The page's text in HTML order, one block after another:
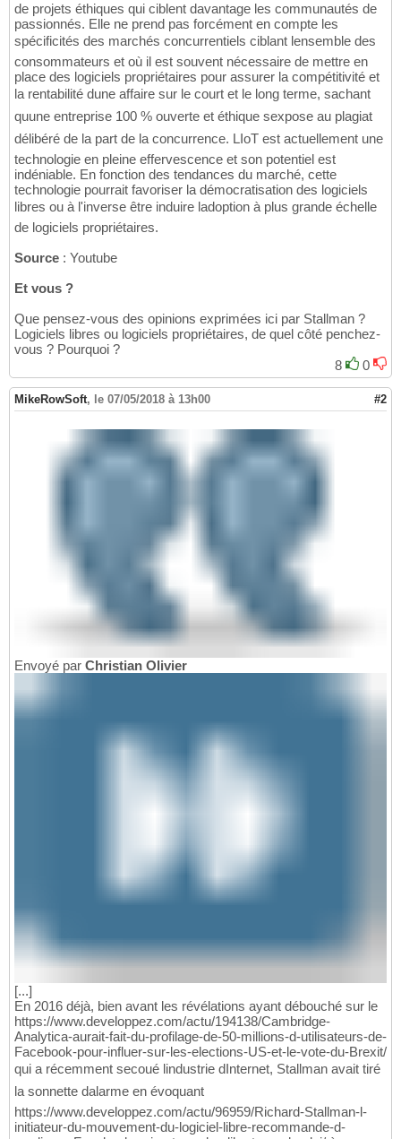
de projets éthiques qui ciblent davantage les communautés de
passionnés. Elle ne prend pas forcément en compte les
spécificités des marchés concurrentiels ciblant lensemble des
consommateurs et où il est souvent nécessaire de mettre en
place des logiciels propriétaires pour assurer la compétitivité et
la rentabilité dune affaire sur le court et le long terme, sachant
quune entreprise 100 % ouverte et éthique sexpose au plagiat
délibéré de la part de la concurrence. LIoT est actuellement une
technologie en pleine effervescence et son potentiel est
indéniable. En fonction des tendances du marché, cette
technologie pourrait favoriser la démocratisation des logiciels
libres ou à l'inverse être induire ladoption à plus grande échelle
de logiciels propriétaires.
Source : Youtube
Et vous ?
Que pensez-vous des opinions exprimées ici par Stallman ?
Logiciels libres ou logiciels propriétaires, de quel côté penchez-
vous ? Pourquoi ?
8
0
MikeRowSoft, le 07/05/2018 à 13h00 #2
Envoyé par Christian Olivier
[...]
En 2016 déjà, bien avant les révélations ayant débouché sur le
https://www.developpez.com/actu/194138/Cambridge-
Analytica-aurait-fait-du-profilage-de-50-millions-d-utilisateurs-de-
Facebook-pour-influer-sur-les-elections-US-et-le-vote-du-Brexit/
qui a récemment secoué lindustrie dInternet, Stallman avait tiré
la sonnette dalarme en évoquant
https://www.developpez.com/actu/96959/Richard-Stallman-l-
initiateur-du-mouvement-du-logiciel-libre-recommande-d-